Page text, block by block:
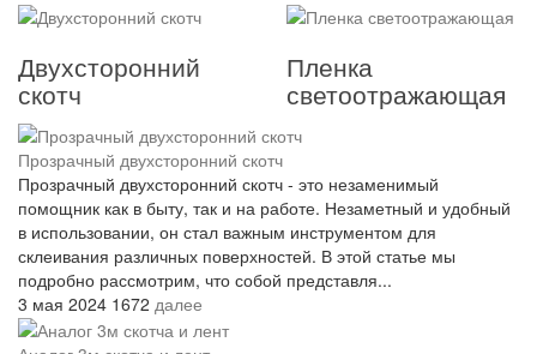
Двухсторонний
скотч
Пленка
светоотражающая
Прозрачный двухсторонний скотч
Прозрачный двухсторонний скотч - это незаменимый
помощник как в быту, так и на работе. Незаметный и удобный
в использовании, он стал важным инструментом для
склеивания различных поверхностей. В этой статье мы
подробно рассмотрим, что собой представля...
3 мая 2024 1672 далее